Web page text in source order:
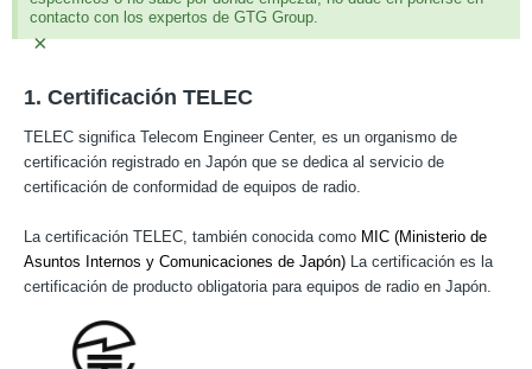
contacto con los expertos de GTG Group.
×
1. Certificación TELEC
TELEC significa Telecom Engineer Center, es un organismo de
certificación registrado en Japón que se dedica al servicio de
certificación de conformidad de equipos de radio.
La certificación TELEC, también conocida como MIC (Ministerio de
Asuntos Internos y Comunicaciones de Japón) La certificación es la
certificación de producto obligatoria para equipos de radio en Japón.